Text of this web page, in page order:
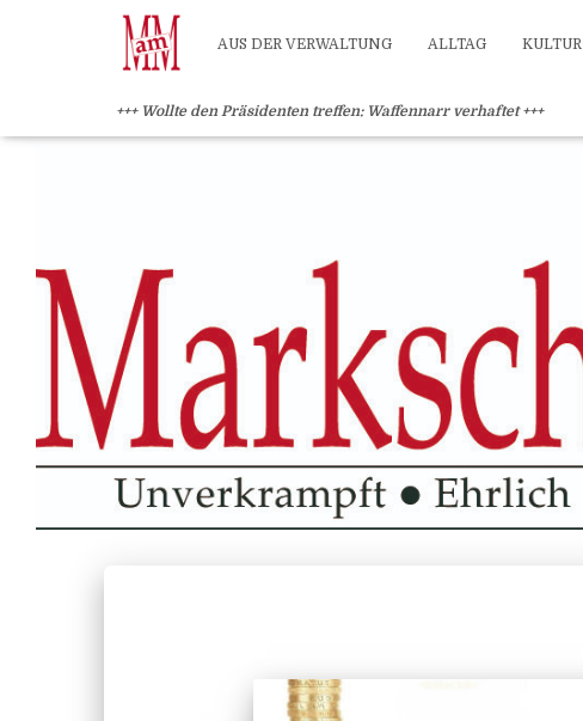
AUS DER VERWALTUNG ALLTAG KULTUR
+++ Wollte den Präsidenten treffen: Waffennarr verhaftet +++